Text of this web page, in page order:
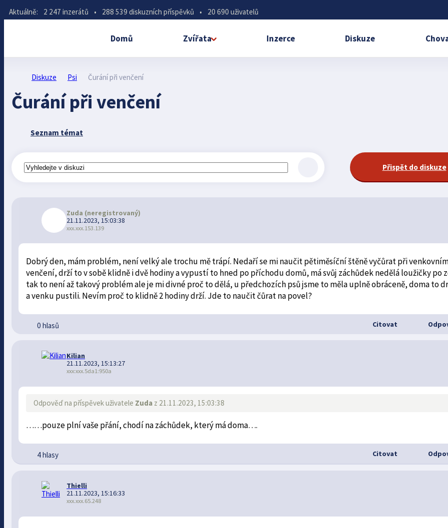
Aktuálně: 2 247 inzerátů • 288 539 diskuzních příspěvků • 20 690 uživatelů
Domů Zvířata Inzerce Diskuze
Diskuze Psi Čurání při venčení
Čurání při venčení
Seznam témat
Přispět do diskuze
Zuda (neregistrovaný)
21.11.2023, 15:03:38
xxx.xxx.153.139
Dobrý den, mám problém, není velký ale trochu mě trápí. Nedaří se mi naučit pětiměsíční štěně vyčůrat při
venčení, drží to v sobě klidně i dvě hodiny a vypustí to hned po příchodu domů, má svůj záchůdek nedělá loužičky po
tak to není až takový problém ale je mi divné proč to dělá, u předchozích psů jsme to měla uplně obráceně, doma to
a venku pustili. Nevím proč to klidně 2 hodiny drží. Jde to naučit čůrat na povel?
0 hlasů Citovat
Kilian
21.11.2023, 15:13:27
xxx:xxx.5da1:950a
Odpověď na příspěvek uživatele Zuda z 21.11.2023, 15:03:38
……pouze plní vaše přání, chodí na záchůdek, který má doma….
4 hlasy Citovat
Thielli
21.11.2023, 15:16:33
xxx.xxx.65.248